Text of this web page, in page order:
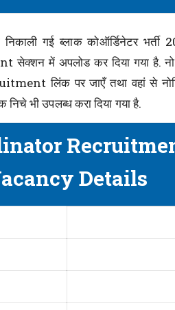
निकाली गई ब्लाक कोऑर्डिनेटर
में अपलोड कर दिया गया है.
लिंक पर जाएँ तथा वहां से
भी उपलब्ध करा दिया गया है.
Details